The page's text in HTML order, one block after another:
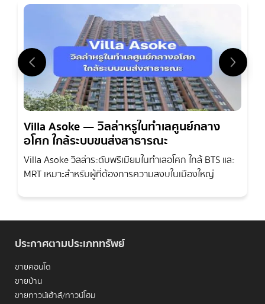
Villa Asoke — วิลล่าหรูในทำเลศูนย์กลาง
อโศก ใกล้ระบบขนส่งสาธารณะ
Villa Asoke วิลล่าระดับพรีเมียมในทำเลอโศก ใกล้ BTS และ
MRT เหมาะสำหรับผู้ที่ต้องการความสงบในเมืองใหญ่
ประกาศตามประเภททรัพย์
ขายคอนโด
ขายบ้าน
ขายทาวน์เฮ้าส์/ทาวน์โฮม